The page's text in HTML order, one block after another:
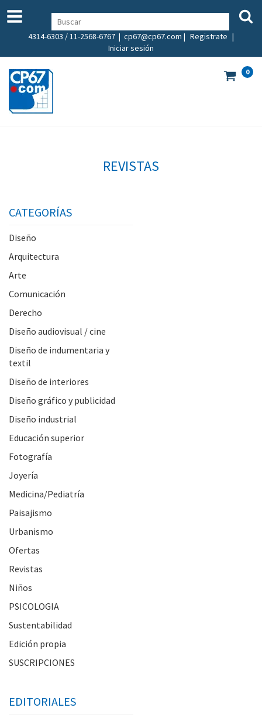
4314-6303 / 11-2568-6767 | cp67@cp67.com | Registrate |
Iniciar sesión
0
REVISTAS
CATEGORÍAS
Diseño
Arquitectura
Arte
Comunicación
Derecho
Diseño audiovisual / cine
Diseño de indumentaria y
textil
Diseño de interiores
Diseño gráfico y publicidad
Diseño industrial
Educación superior
Fotografía
Joyería
Medicina/Pediatría
Paisajismo
Urbanismo
Ofertas
Revistas
Niños
PSICOLOGIA
Sustentabilidad
Edición propia
SUSCRIPCIONES
EDITORIALES